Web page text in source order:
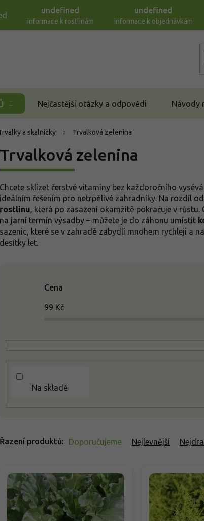
undefined
informace k rostlinám
undefined
informace k objednávkám
Nejčastější otázky a odpovědi Návody
a skalničky Trvalková zelenina
Trvalková zelenina
Chcete sklízet čerstvé vitamíny bez každoročního
ideálním řešením pro netrpělivé zahradníky. Na rozdíl
rostlinu, která po zasazení okamžitě pokračuje v
na jarní termín výsadby – můžete je do záhonu umístit
sazenic, které se v zahradě zabydlí mnohem rychleji a
desítky let.
Řazení produktů Doporučujeme Nejlevnější
Cena
99 Kč
Na skladě